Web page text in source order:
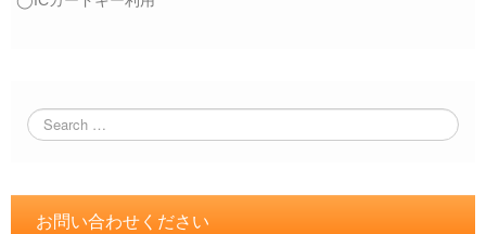
お問い合わせください